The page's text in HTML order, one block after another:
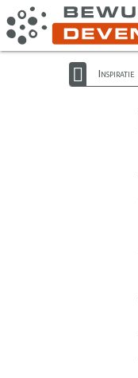
Inspiratie